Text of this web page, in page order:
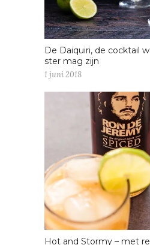
De Daiquiri, de cocktail
ster mag zijn
1 juni 2018
Hot and Stormy – met